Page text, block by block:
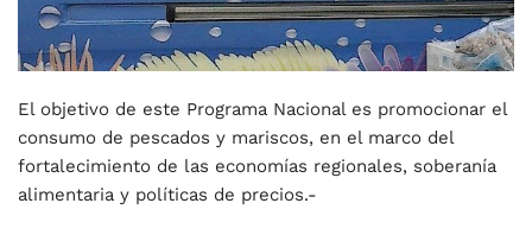
El objetivo de este Programa Nacional es promocionar el
consumo de pescados y mariscos, en el marco del
fortalecimiento de las economías regionales, soberanía
alimentaria y políticas de precios.-